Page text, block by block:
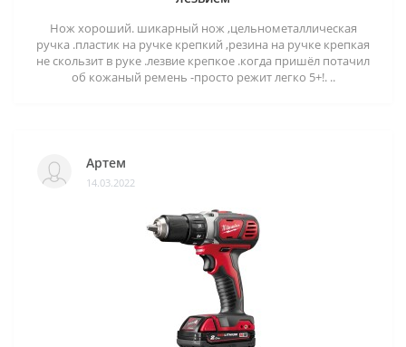
Нож хороший. шикарный нож ,цельнометаллическая
ручка .пластик на ручке крепкий ,резина на ручке крепкая
не скользит в руке .лезвие крепкое .когда пришёл потачил
об кожаный ремень -просто режит легко 5+!. ..
Артем
14.03.2022